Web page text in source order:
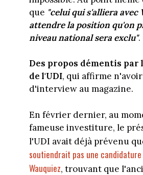
que "celui qui s'alliera avec
attendre la position qu'on
niveau national sera exclu".
Des propos démentis
de l'UDI, qui affirme
d'interview au magazine.
En février dernier, au
fameuse investiture, le
l'UDI avait déjà prévenu
soutiendrait pas une
Wauquiez, trouvant que